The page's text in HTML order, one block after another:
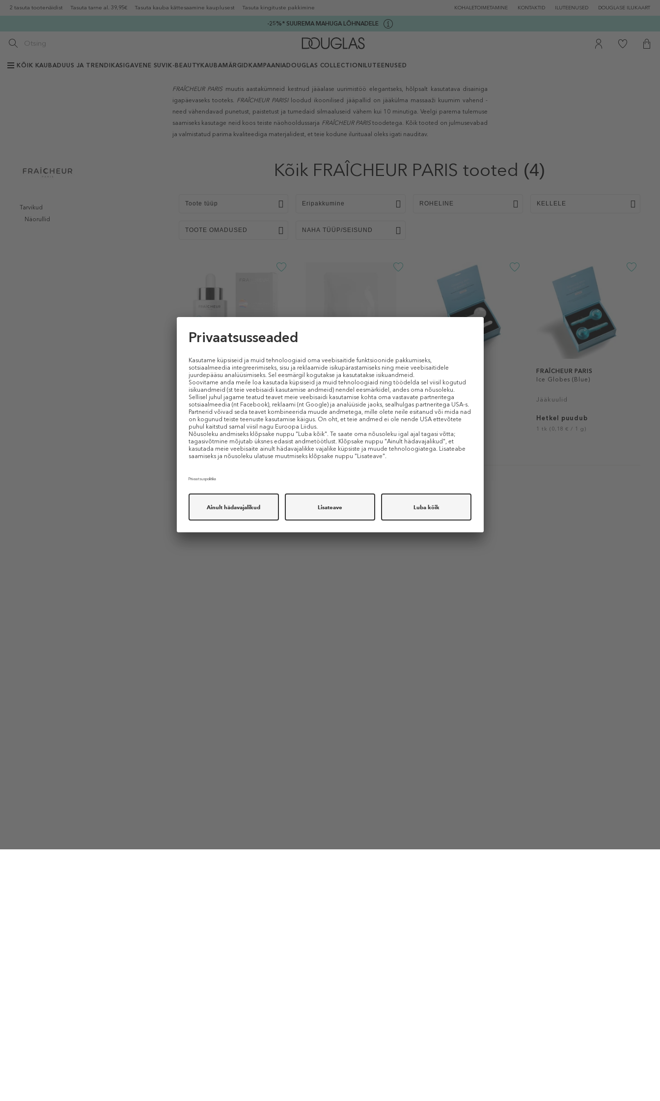
2 tasuta tootenäidist Tasuta tarne al. 39,95€ Tasuta kauba kättesaamine kauplusest Tasuta kingituste pakkimine KOHALETOIMETAMINE KONTAKTID ILUTEENUSED DOUGLASE ILUKAART
-25%* SUUREMA MAHUGA LÕHNADELE
KÕIK KAUBADUUS JA TRENDIKAS IGAVENE SUVI K-BEAUTY KAUBAMÄRGID KAMPAANIADOUGLAS COLLECTION ILUTEENUSED
FRAÎCHEUR PARISmuutis aastakümneid kestnud jääalase uurimistöö elegantseks, hõlpsalt kasutatava disainiga
igapäevaseks tooteks. FRAÎCHEUR PARISIloodud ikoonilised jääpallid on jääkülma massaaži kuumim vahend -
need vähendavad punetust, paistetust ja tumedaid silmaaluseid vähem kui 10 minutiga. Veelgi parema tulemuse
saamiseks kasutage neid koos teiste näohooldussarja FRAÎCHEUR PARIStoodetega. Kõik tooted on julmusevabad
ja valmistatud parima kvaliteediga materjalidest, et teie kodune ilurituaal oleks igati nauditav.
Tarvikud
Näorullid
Kõik FRAÎCHEUR PARIS tooted (4)
Toote tüüp Eripakkumine ROHELINE KELLELE
TOOTE OMADUSED NAHA TÜÜP/SEISUND
FRAÎCHEUR PARIS
Ocean Glow Serum
Näoseerum
Hetkel puudub
30 ml (2,25 € / 1 ml)
FRAÎCHEUR PARIS
Gold Repair Collagen Face
Mask
Näomask
Hetkel puudub
1 tk
FRAÎCHEUR PARIS
Ice Globes (White)
Jääkuulid
Hetkel puudub
FRAÎCHEUR PARIS
Ice Globes (Blue)
Jääkuulid
Hetkel puudub
1 tk (0,18 € / 1 g)